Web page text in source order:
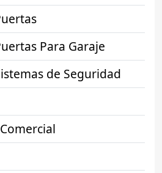
Para Garaje
de Seguridad